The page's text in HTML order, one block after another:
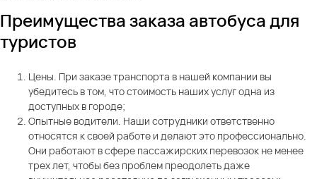
Преимущества заказа автобуса для
туристов
Цены. При заказе транспорта в нашей компании вы
убедитесь в том, что стоимость наших услуг одна из
доступных в городе;
Опытные водители. Наши сотрудники ответственно
относятся к своей работе и делают это профессионально.
Они работают в сфере пассажирских перевозок не менее
трех лет, чтобы без проблем преодолеть даже